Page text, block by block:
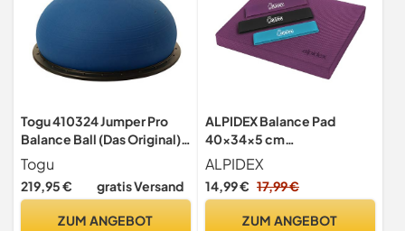
Togu 410324 Jumper Pro
Balance Ball (Das Original),
blau
Togu
219,95 € gratis Versand
ZUM ANGEBOT
ALPIDEX Balance Pad
40x34x5 cm
Balancekissen Violett inkl.
3 Fitnessbänder Stabilität
Koordination Verbessertes
ALPIDEX
14,99 € 17,99 €
ZUM ANGEBOT